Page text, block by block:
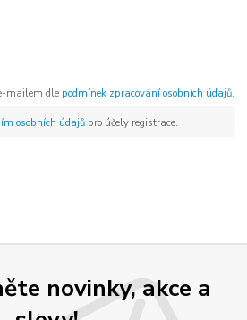
mailem dle podmínek zpracování osobních údajů.
osobních údajůpro účely registrace.
novinky, akce a